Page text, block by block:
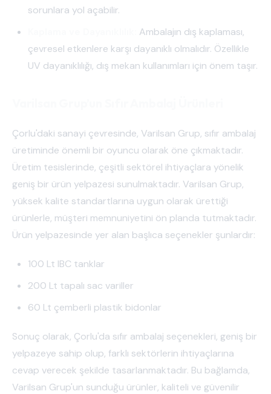
sorunlara yol açabilir.
Ambalajın dış kaplaması,
çevresel etkenlere karşı dayanıklı olmalıdır. Özellikle
UV dayanıklılığı, dış mekan kullanımları için önem taşır.
Çorlu'daki sanayi çevresinde, Varilsan Grup, sıfır ambalaj
üretiminde önemli bir oyuncu olarak öne çıkmaktadır.
Üretim tesislerinde, çeşitli sektörel ihtiyaçlara yönelik
geniş bir ürün yelpazesi sunulmaktadır. Varilsan Grup,
yüksek kalite standartlarına uygun olarak ürettiği
ürünlerle, müşteri memnuniyetini ön planda tutmaktadır.
Ürün yelpazesinde yer alan başlıca seçenekler şunlardır:
100 Lt IBC tanklar
200 Lt tapalı sac variller
60 Lt çemberli plastik bidonlar
Sonuç olarak, Çorlu'da sıfır ambalaj seçenekleri, geniş bir
yelpazeye sahip olup, farklı sektörlerin ihtiyaçlarına
cevap verecek şekilde tasarlanmaktadır. Bu bağlamda,
Varilsan Grup'un sunduğu ürünler, kaliteli ve güvenilir